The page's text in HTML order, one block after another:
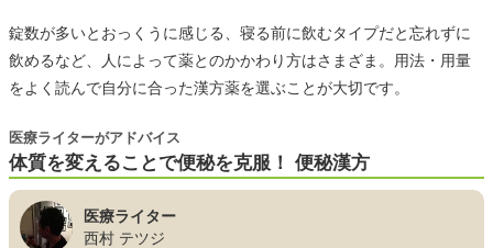
錠数が多いとおっくうに感じる、寝る前に飲むタイプだと忘れずに
飲めるなど、人によって薬とのかかわり方はさまざま。用法・用量
をよく読んで自分に合った漢方薬を選ぶことが大切です。
体質を変えることで便秘を克服！ 便秘漢方
医療ライターがアドバイス
医療ライター
西村 テツジ